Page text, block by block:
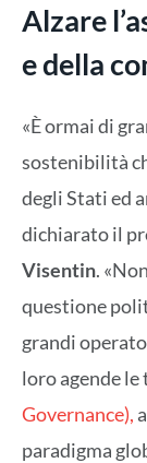
Alzare
e della
«È ormai di
sostenibilità
degli Stati ed
dichiarato il
Visentin.
questione
grandi
loro agende
Governance),
paradigma